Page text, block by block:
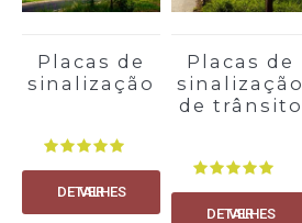
Placas de
sinalização
VER DETALHES
Placas de
sinalização
de trânsito
VER DETALHES